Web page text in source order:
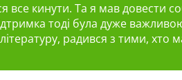
все кинути. Та я мав довести
тоді була дуже
радився з тими, хто